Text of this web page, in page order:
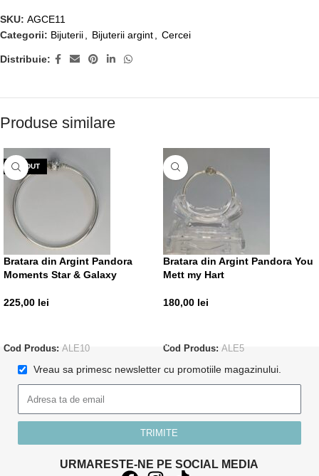
SKU: AGCE11
Categorii: Bijuterii Bijuterii argint Cercei
Distribuie:
Produse similare
VÂNDUT
Bratara din Argint Pandora
Moments Star & Galaxy
225,00 lei
Cod Produs: ALE10
Bratara din Argint Pandora You
Mett my Hart
180,00 lei
Cod Produs: ALE5
Vreau sa primesc newsletter cu promotiile magazinului.
TRIMITE
URMARESTE-NE PE SOCIAL MEDIA